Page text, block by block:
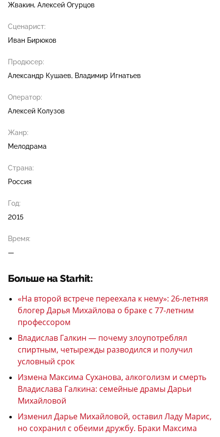
Жвакин Алексей Огурцов
Сценарист:
Иван Бирюков
Продюсер:
Александр Кушаев
Владимир Игнатьев
Оператор:
Алексей Колузов
Жанр:
Мелодрама
Страна:
Россия
Год:
2015
Время:
—
Больше на Starhit:
«На второй встрече переехала к нему»: 26-летняя
блогер Дарья Михайлова о браке с 77-летним
профессором
Владислав Галкин — почему злоупотреблял
спиртным, четырежды разводился и получил
условный срок
Измена Максима Суханова, алкоголизм и смерть
Владислава Галкина: семейные драмы Дарьи
Михайловой
Изменил Дарье Михайловой, оставил Ладу Марис,
но сохранил с обеими дружбу. Браки Максима